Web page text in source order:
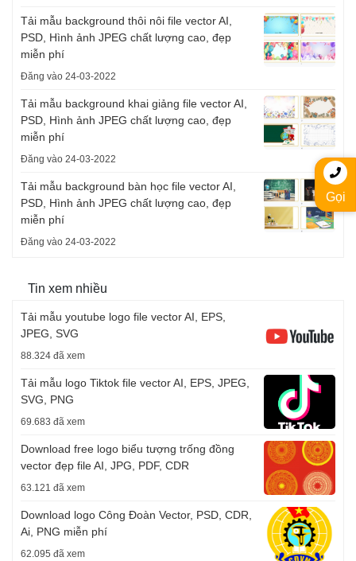
Tải mẫu background thôi nôi file vector AI,
PSD, Hình ảnh JPEG chất lượng cao, đẹp
miễn phí
Đăng vào 24-03-2022
Tải mẫu background khai giảng file vector AI,
PSD, Hình ảnh JPEG chất lượng cao, đẹp
miễn phí
Đăng vào 24-03-2022
Tải mẫu background bàn học file vector AI,
PSD, Hình ảnh JPEG chất lượng cao, đẹp
miễn phí
Đăng vào 24-03-2022
Tin xem nhiều
Tải mẫu youtube logo file vector AI, EPS,
JPEG, SVG
88.324 đã xem
Tải mẫu logo Tiktok file vector AI, EPS, JPEG,
SVG, PNG
69.683 đã xem
Download free logo biểu tượng trống đồng
vector đẹp file AI, JPG, PDF, CDR
63.121 đã xem
Download logo Công Đoàn Vector, PSD, CDR,
Ai, PNG miễn phí
62.095 đã xem
Gọi